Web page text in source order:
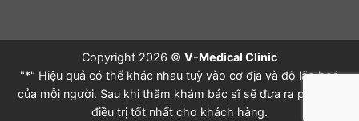
Copyright 2026 © V-Medical Clinic
"*" Hiệu quả có thể khác nhau tuỳ vào cơ địa và độ lão hoá
của mỗi người. Sau khi thăm khám bác sĩ sẽ đưa ra phác đồ
điều trị tốt nhất cho khách hàng.